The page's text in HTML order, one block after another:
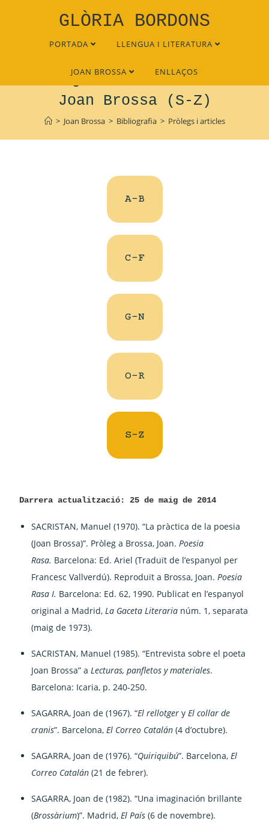
GLÒRIA BORDONS
PORTADA LLENGUA I LITERATURA
JOAN BROSSA ENLLAÇOS
Pròlegs i articles sobre
Joan Brossa (S-Z)
> Joan Brossa > Bibliografia > Pròlegs i articles
A-B
C-F
G-N
O-R
S-Z
Darrera actualització: 25 de maig de 2014
SACRISTAN, Manuel (1970). “La pràctica de la poesia
(Joan Brossa)”. Pròleg a Brossa, Joan.Poesia
Rasa. Barcelona: Ed. Ariel (Traduït de l’espanyol per
Francesc Vallverdú). Reproduït a Brossa, Joan.Poesia
Rasa I. Barcelona: Ed. 62, 1990. Publicat en l’espanyol
original a Madrid,La Gaceta Literaria núm. 1, separata
(maig de 1973).
SACRISTAN, Manuel (1985). “Entrevista sobre el poeta
Joan Brossa” aLecturas, panfletos y materiales.
Barcelona: Icaria, p. 240-250.
SAGARRA, Joan de (1967). “El rellotgeryEl collar de
cranis”. Barcelona,El Correo Catalán(4 d’octubre).
SAGARRA, Joan de (1976). “Quiriquibú”. Barcelona,El
Correo Catalán(21 de febrer).
SAGARRA, Joan de (1982). “Una imaginación brillante
(Brossàrium)”. Madrid,El País(6 de novembre).